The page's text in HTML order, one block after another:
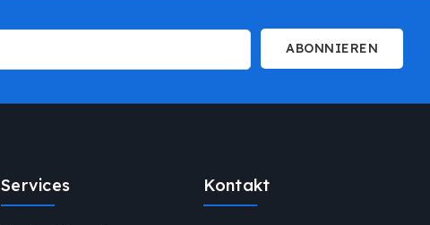
ABONNIEREN
Kontakt
Services